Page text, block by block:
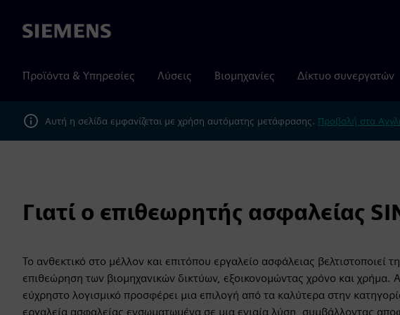
Siemens
Προϊόντα & Υπηρεσίες Λύσεις Βιομηχανίες Δίκτυο συνεργατών
Αυτή η σελίδα εμφανίζεται με χρήση αυτόματης μετάφρασης. Προβολή στα
Γιατί ο επιθεωρητής ασφαλείας
Το ανθεκτικό στο μέλλον και επιτόπου εργαλείο ασφάλειας βελτιστοποιεί
επιθεώρηση των βιομηχανικών δικτύων, εξοικονομώντας χρόνο και χρήμα.
εύχρηστο λογισμικό προσφέρει μια επιλογή από τα καλύτερα στην
εργαλεία ασφαλείας ενσωματωμένα σε μια ενιαία λύση, συμβάλλοντας